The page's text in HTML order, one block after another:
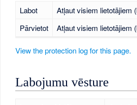
Labot
Atļaut visiem lietotājiem
Pārvietot
Atļaut visiem lietotājiem
View the protection log for this page.
Labojumu vēsture